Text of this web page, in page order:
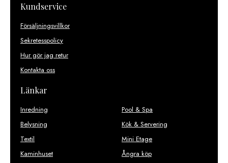
Kundservice
Försäljningsvillkor
Sekretesspolicy
Hur gör jag retur
Kontakta oss
Länkar
Inredning
Belysning
Textil
Kaminhuset
Pool & Spa
Kök & Servering
Mini Etage
Ångra köp